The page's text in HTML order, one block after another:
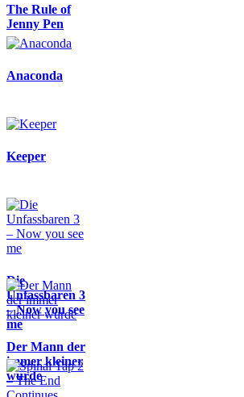
The Rule of
Jenny Pen
Anaconda
Keeper
Die
Unfassbaren 3
– Now you see
me
Der Mann der
immer kleiner
wurde